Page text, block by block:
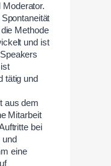
Moderator.
Methode
und ist
tätig und
aus dem
Mitarbeit
bei
und
eine